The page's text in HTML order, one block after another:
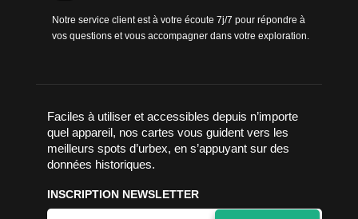
Notre service client est à votre écoute 7j/7 pour répondre à
vos questions et vous accompagner dans votre exploration.
Faciles à utiliser et accessibles depuis n’importe
quel appareil, nos cartes vous guident vers les
meilleurs spots d’urbex, en s’appuyant sur des
données historiques.
INSCRIPTION NEWSLETTER